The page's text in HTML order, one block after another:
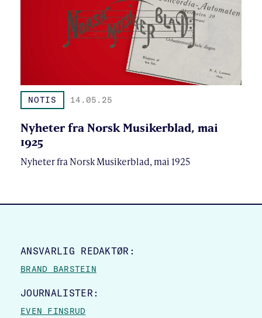
NOTIS 14.05.25
Nyheter fra Norsk Musikerblad, mai
1925
Nyheter fra Norsk Musikerblad, mai 1925
SITE FOOTER
ANSVARLIG REDAKTØR:
BRAND BARSTEIN
JOURNALISTER:
EVEN FINSRUD